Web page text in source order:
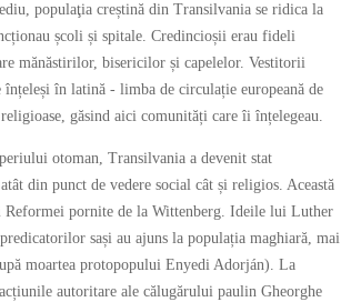
populaţia creștină din Transilvania se ridica la
școli și spitale. Credincioșii erau fideli
mănăstirilor, bisericilor și capelelor. Vestitorii
în latină - limba de circulație europeană de
găsind aici comunități care îi înțelegeau.
otoman, Transilvania a devenit stat
din punct de vedere social cât și religios. Această
pornite de la Wittenberg. Ideile lui Luther
sași au ajuns la populația maghiară, mai
moartea protopopului Enyedi Adorján). La
autoritare ale călugărului paulin Gheorghe